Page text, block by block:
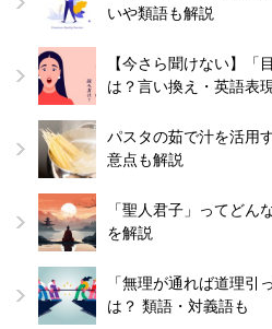
いや類語も解説
【今さら聞けない】「
は？言い換え・英語表
パスタの茹で汁を活用
意点も解説
「聖人君子」ってどん
を解説
「無理が通れば道理引
は？ 類語・対義語も